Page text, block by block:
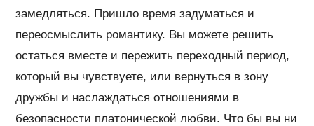
замедляться. Пришло время задуматься и
переосмыслить романтику. Вы можете решить
остаться вместе и пережить переходный период,
который вы чувствуете, или вернуться в зону
дружбы и наслаждаться отношениями в
безопасности платонической любви. Что бы вы ни